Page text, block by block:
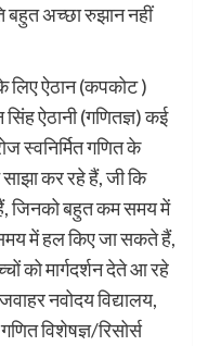
बहुत अच्छा रुझान नहीं
लिए ऐठान (कपकोट )
ऐठानी (गणितज्ञ) कई
स्वनिर्मित गणित के
कर रहे हैं, जी कि
हैं, जिनको बहुत कम समय में
में हल किए जा सकते हैं,
को मार्गदर्शन देते आ रहे
नवोदय विद्यालय,
विशेषज्ञ/रिसोर्स